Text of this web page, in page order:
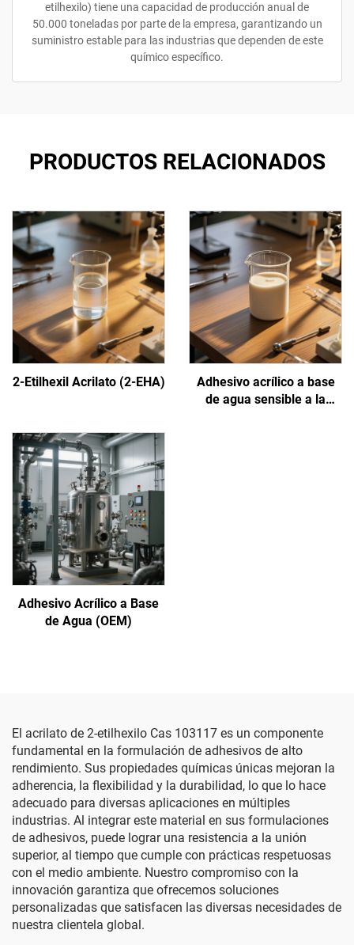
etilhexilo) tiene una capacidad de producción anual de
50.000 toneladas por parte de la empresa, garantizando un
suministro estable para las industrias que dependen de este
químico específico.
PRODUCTOS RELACIONADOS
2-Etilhexil Acrilato (2-EHA)
Adhesivo acrílico a base
de agua sensible a la
Adhesivo Acrílico a Base
de Agua (OEM)
El acrilato de 2-etilhexilo Cas 103117 es un componente
fundamental en la formulación de adhesivos de alto
rendimiento. Sus propiedades químicas únicas mejoran la
adherencia, la flexibilidad y la durabilidad, lo que lo hace
adecuado para diversas aplicaciones en múltiples
industrias. Al integrar este material en sus formulaciones
de adhesivos, puede lograr una resistencia a la unión
superior, al tiempo que cumple con prácticas respetuosas
con el medio ambiente. Nuestro compromiso con la
innovación garantiza que ofrecemos soluciones
personalizadas que satisfacen las diversas necesidades de
nuestra clientela global.